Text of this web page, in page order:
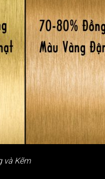
và Kẽm